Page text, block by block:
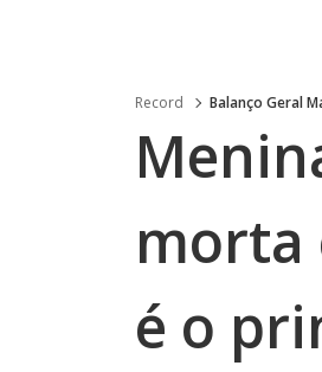
Record Balanço Geral
morta
é o